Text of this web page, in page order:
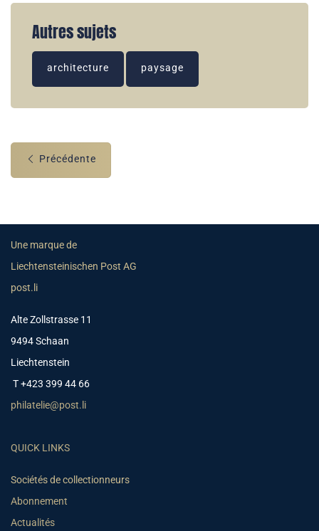
Autres sujets
architecture paysage
Précédente
Une marque de
Liechtensteinischen Post AG
post.li
Alte Zollstrasse 11
9494 Schaan
Liechtenstein
T +423 399 44 66
philatelie@post.li
QUICK LINKS
Sociétés de collectionneurs
Abonnement
Actualités